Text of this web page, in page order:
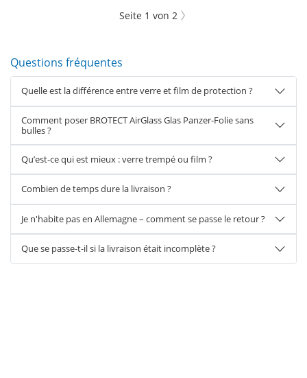
Seite 1 von 2
Questions fréquentes
Quelle est la différence entre verre et film de protection ?
Comment poser BROTECT AirGlass Glas Panzer-Folie sans
bulles ?
Qu’est-ce qui est mieux : verre trempé ou film ?
Combien de temps dure la livraison ?
Je n'habite pas en Allemagne – comment se passe le retour ?
Que se passe-t-il si la livraison était incomplète ?